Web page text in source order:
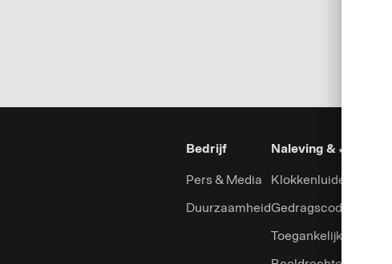
Bedrijf
Pers & Media
Duurzaamheid
Naleving & Juridisch
Klokkenluidersysteem
Gedragscode
Toegankelijkheid